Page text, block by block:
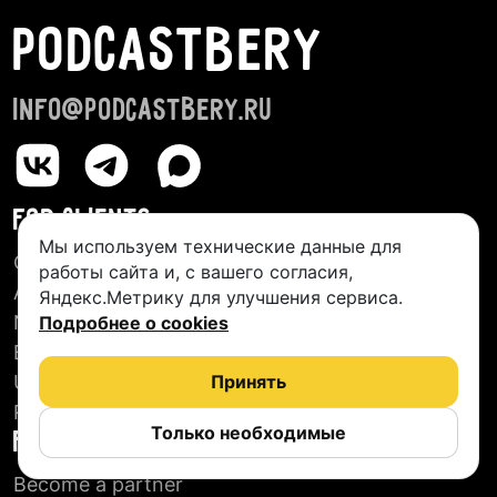
PODCASTBERY
info@podcastbery.ru
FOR CLIENTS
Creative Studios
About us
New Podcasts
Blog
User agreement
Reviews
FOR PARTNERS
Become a partner
Мы используем технические данные для
работы сайта и, с вашего согласия,
Яндекс.Метрику для улучшения сервиса.
Подробнее о cookies
Только необходимые
Принять